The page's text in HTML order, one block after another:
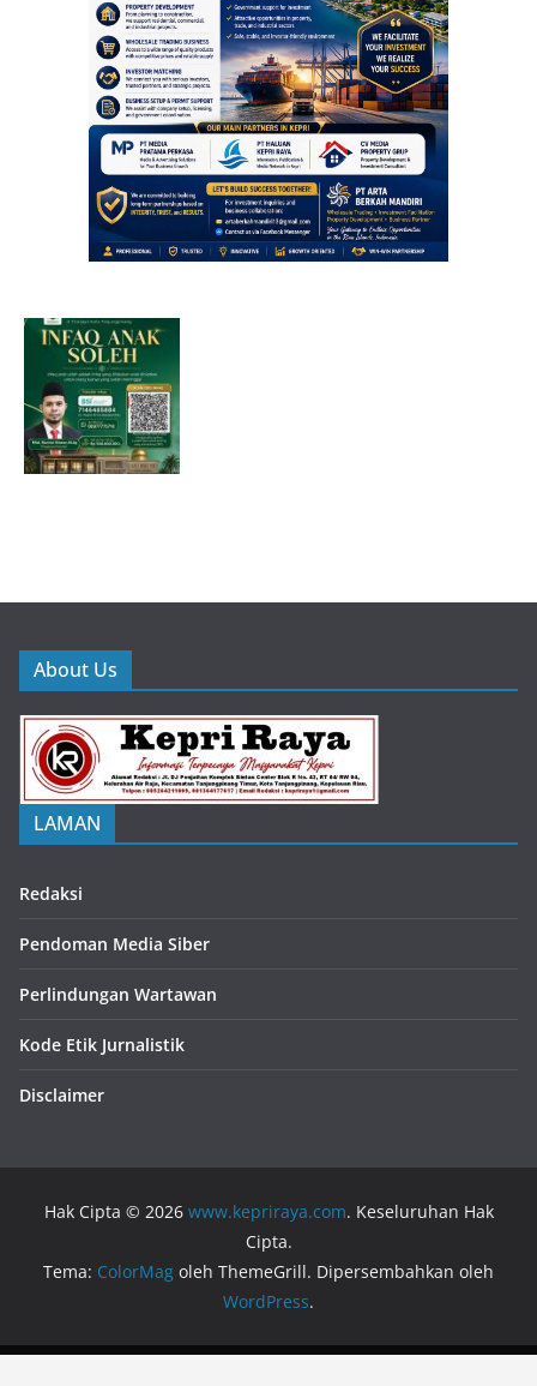
About Us
LAMAN
Redaksi
Pendoman Media Siber
Perlindungan Wartawan
Kode Etik Jurnalistik
Disclaimer
Hak Cipta © 2026 www.kepriraya.com. Keseluruhan Hak
Cipta.
Tema: ColorMag oleh ThemeGrill. Dipersembahkan oleh
WordPress.